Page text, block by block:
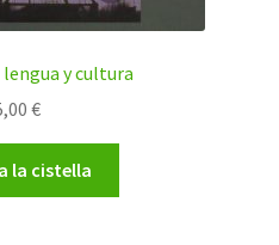
y cultura
€
la cistella